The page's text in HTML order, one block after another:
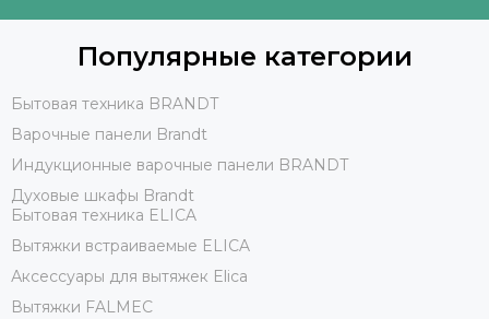
Популярные категории
Бытовая техника BRANDT
Варочные панели Brandt
Индукционные варочные панели BRANDT
Духовые шкафы Brandt
Бытовая техника ELICA
Вытяжки встраиваемые ELICA
Аксессуары для вытяжек Elica
Вытяжки FALMEC